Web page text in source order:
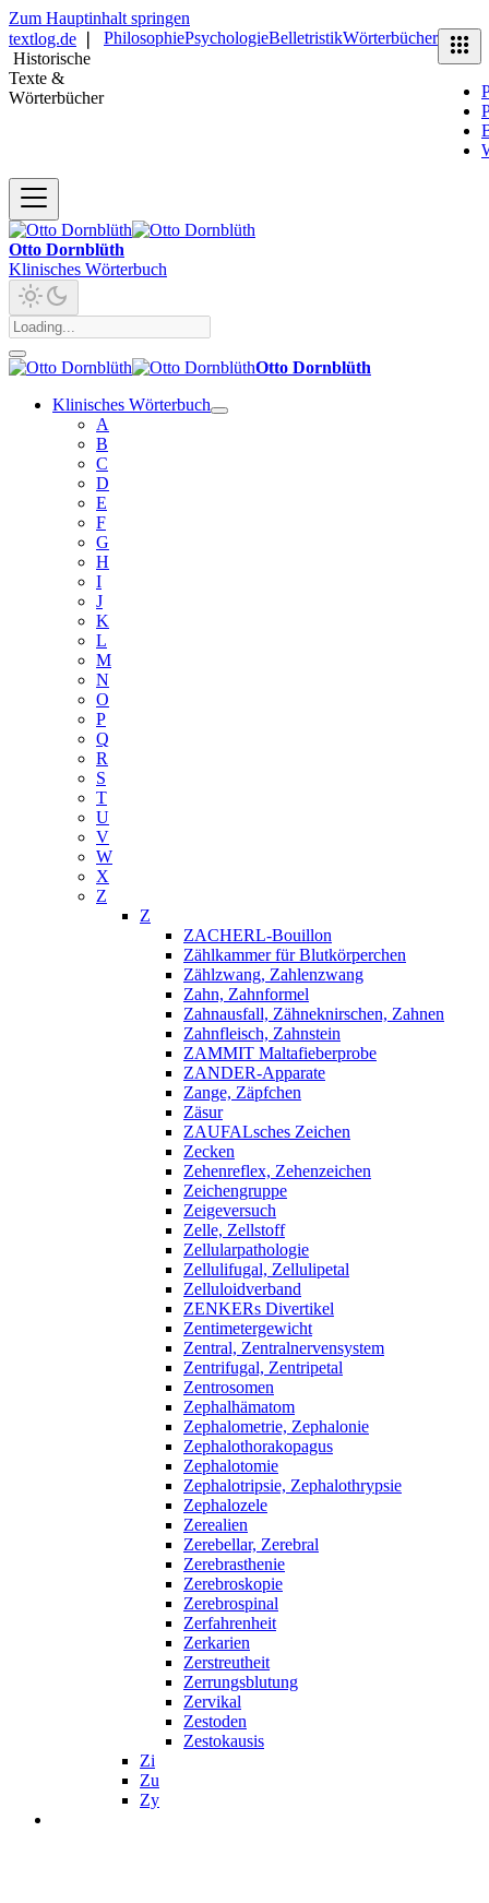
Zum Hauptinhalt springen
textlog.de
Historische
Texte &
Wörterbücher
PhilosophiePsychologieBelletristikWörterbücher
Otto Dornblüth
Klinisches Wörterbuch
Otto Dornblüth
Klinisches Wörterbuch
A
B
C
D
E
F
G
H
I
J
K
L
M
N
O
P
Q
R
S
T
U
V
W
X
Z
Z
ZACHERL-Bouillon
Zählkammer für Blutkörperchen
Zählzwang, Zahlenzwang
Zahn, Zahnformel
Zahnausfall, Zähneknirschen, Zahnen
Zahnfleisch, Zahnstein
ZAMMIT Maltafieberprobe
ZANDER-Apparate
Zange, Zäpfchen
Zäsur
ZAUFALsches Zeichen
Zecken
Zehenreflex, Zehenzeichen
Zeichengruppe
Zeigeversuch
Zelle, Zellstoff
Zellularpathologie
Zellulifugal, Zellulipetal
Zelluloidverband
ZENKERs Divertikel
Zentimetergewicht
Zentral, Zentralnervensystem
Zentrifugal, Zentripetal
Zentrosomen
Zephalhämatom
Zephalometrie, Zephalonie
Zephalothorakopagus
Zephalotomie
Zephalotripsie, Zephalothrypsie
Zephalozele
Zerealien
Zerebellar, Zerebral
Zerebrasthenie
Zerebroskopie
Zerebrospinal
Zerfahrenheit
Zerkarien
Zerstreutheit
Zerrungsblutung
Zervikal
Zestoden
Zestokausis
Zi
Zu
Zy